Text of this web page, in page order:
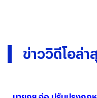
ข่าววิดีโอล่า